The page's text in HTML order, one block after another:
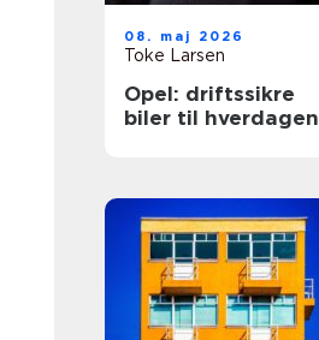
08. maj 2026
Toke Larsen
Opel: driftssikre
biler til hverdagen